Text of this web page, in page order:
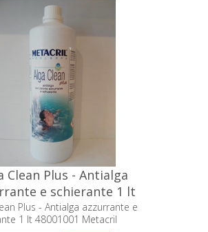
Clean Plus - Antialga
e schierante 1 lt
48001001 Metacril
Plus - Antialga azzurrante e
1 lt 48001001 Metacril